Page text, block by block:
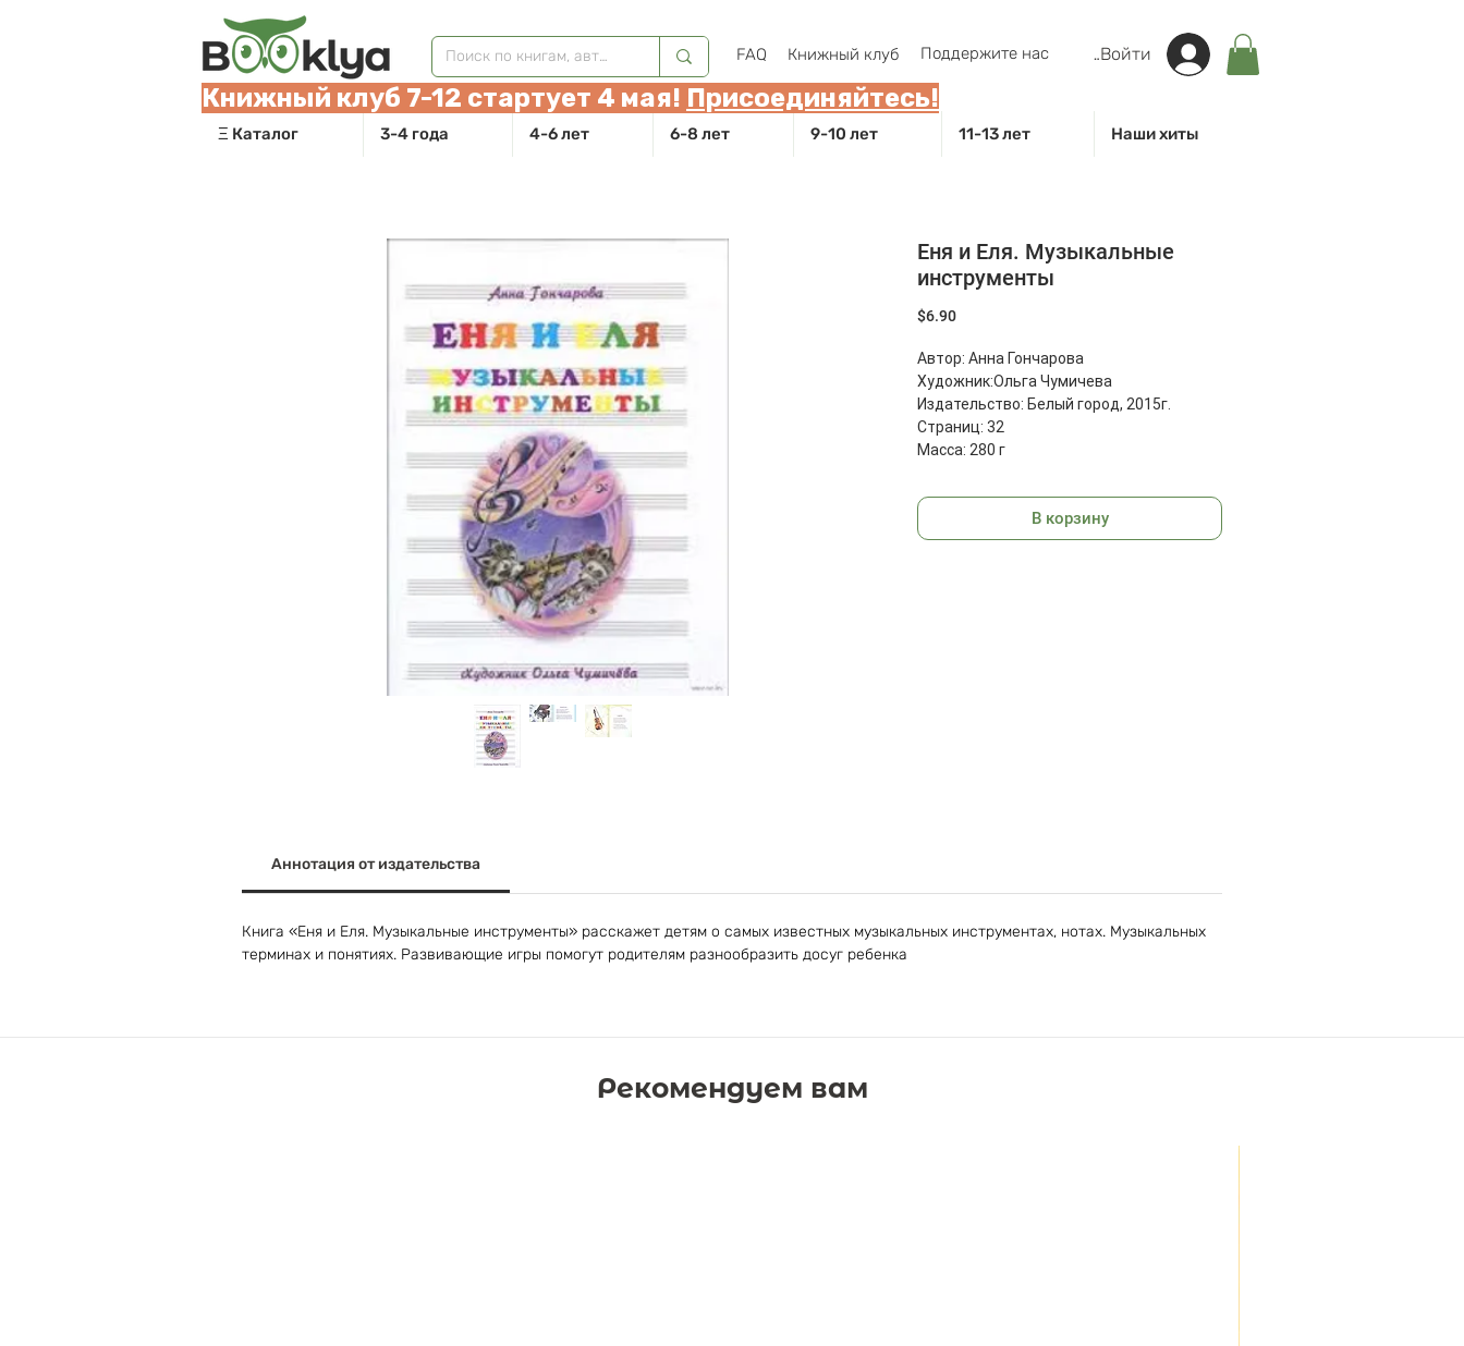
FAQ Книжный клуб Поддержите нас Войти
Ξ Каталог 3-4 года 4-6 лет 6-8 лет 9-10 лет 11-13 лет Наши хиты
Книжный клуб 7-12 стартует 4 мая! Присоединяйтесь!
Еня и Еля. Музыкальные
инструменты
$6.90Цена
Автор: Анна Гончарова
Художник:Ольга Чумичева
Издательство: Белый город, 2015г.
Страниц: 32
Масса: 280 г
В корзину
Аннотация от издательства
Книга «Еня и Еля. Музыкальные инструменты» расскажет детям о самых известных музыкальных инструментах, нотах. Музыкальных
терминах и понятиях. Развивающие игры помогут родителям разнообразить досуг ребенка
Рекомендуем вам